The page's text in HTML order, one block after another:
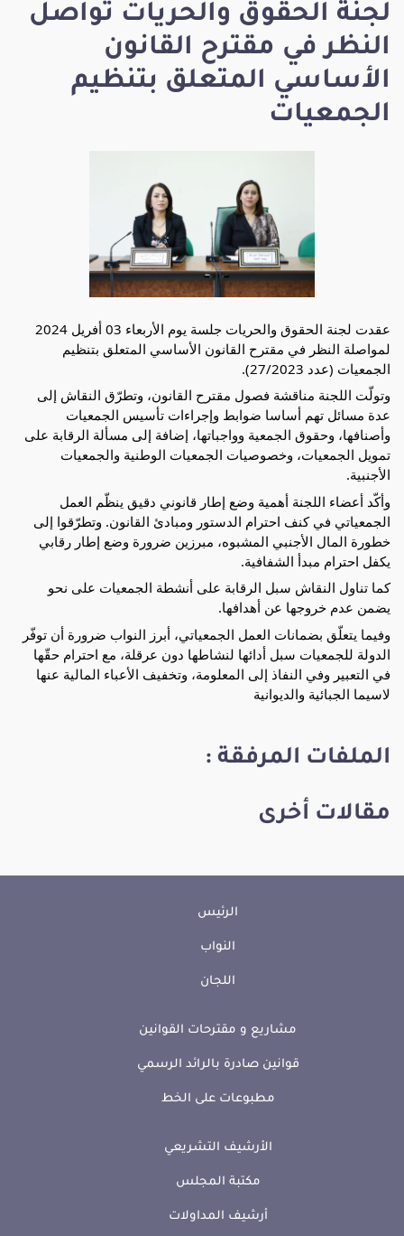
لجنة الحقوق والحريات تواصل
النظر في مقترح القانون
الأساسي المتعلق بتنظيم
الجمعيات
الجمعيات (عدد 27/2023).
الأجنبية.
يكفل احترام مبدأ الشفافية.
يضمن عدم خروجها عن أهدافها.
لاسيما الجبائية والديوانية
الملفات المرفقة :
مقالات أخرى
الرئيس
النواب
اللجان
مشاريع و مقترحات القوانين
قوانين صادرة بالرائد الرسمي
مطبوعات على الخط
الأرشيف التشريعي
مكتبة المجلس
أرشيف المداولات